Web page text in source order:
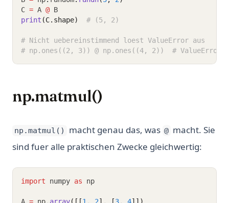
C = A @ B
print (C.shape) # (5, 2)
# Nicht uebereinstimmend loest ValueError aus
# np.ones((2, 3)) @ np.ones((4, 2))  # ValueError
np.matmul()
np.matmul() macht genau das, was @ macht. Sie
sind fuer alle praktischen Zwecke gleichwertig:
import numpy as np